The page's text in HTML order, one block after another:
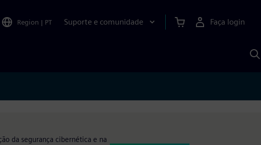
Region | PT Suporte e comunidade Faça login
da segurança cibernética e na